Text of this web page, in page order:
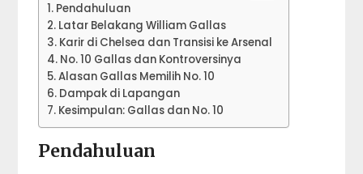
Pendahuluan
Latar Belakang William Gallas
Karir di Chelsea dan Transisi ke Arsenal
No. 10 Gallas dan Kontroversinya
Alasan Gallas Memilih No. 10
Dampak di Lapangan
Kesimpulan: Gallas dan No. 10
Pendahuluan